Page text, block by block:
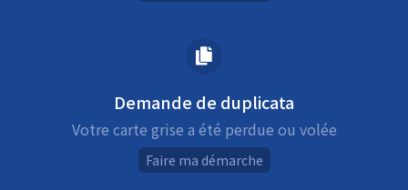
Demande de duplicata
Votre carte grise a été perdue ou volée
Faire ma démarche